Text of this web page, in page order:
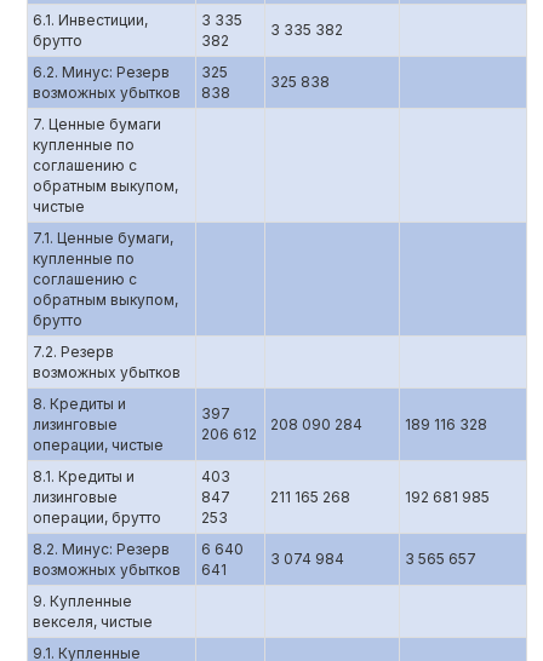
6.1. Инвестиции,
брутто
3 335
382
3 335 382
6.2. Минус: Резерв
возможных убытков
325
838
325 838
7. Ценные бумаги
купленные по
соглашению c
обратным выкупом,
чистые
7.1. Ценные бумаги,
купленные по
соглашению с
обратным выкупом,
брутто
7.2. Резерв
возможных убытков
8. Кредиты и
лизинговые
операции, чистые
397
206 612
208 090 284 189 116 328
8.1. Кредиты и
лизинговые
операции, брутто
403
847
253
211 165 268 192 681 985
8.2. Минус: Резерв
возможных убытков
6 640
641
3 074 984 3 565 657
9. Купленные
векселя, чистые
9.1. Купленные